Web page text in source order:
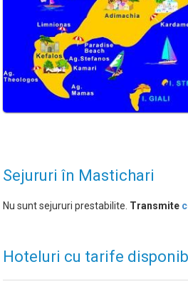
Sejururi în Mastichari
Nu sunt sejururi prestabilite. Transmite
Hoteluri cu tarife